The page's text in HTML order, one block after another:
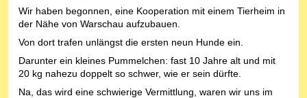
Wir haben begonnen, eine Kooperation mit einem Tierheim in
der Nähe von Warschau aufzubauen.
Von dort trafen unlängst die ersten neun Hunde ein.
Darunter ein kleines Pummelchen: fast 10 Jahre alt und mit
20 kg nahezu doppelt so schwer, wie er sein dürfte.
Na, das wird eine schwierige Vermittlung, waren wir uns im